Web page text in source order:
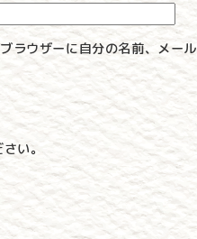
ラウザーに自分の名前、メール
さい。